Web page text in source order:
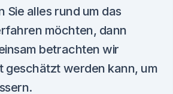
Sie alles rund um das
möchten, dann
betrachten wir
geschätzt werden kann, um